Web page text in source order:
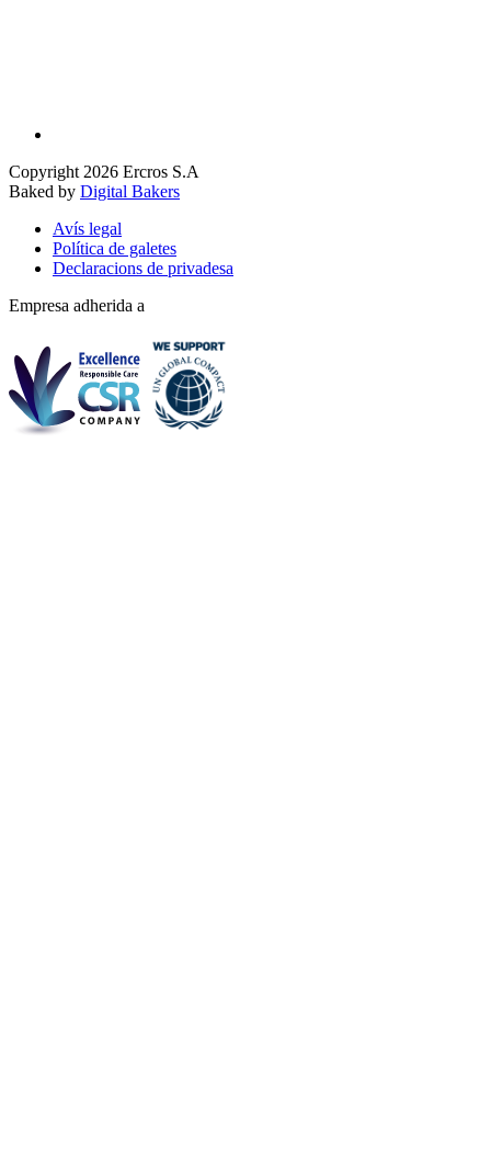
Copyright 2026 Ercros S.A
Baked by Digital Bakers
Avís legal
Política de galetes
Declaracions de privadesa
Empresa adherida a